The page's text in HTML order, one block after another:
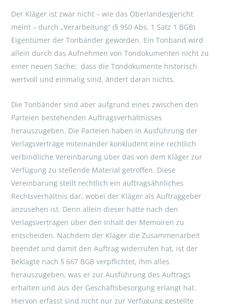
Der Kläger ist zwar nicht – wie das Oberlandesgericht
meint – durch „Verarbeitung“ (§ 950 Abs. 1 Satz 1 BGB)
Eigentümer der Tonbänder geworden. Ein Tonband wird
allein durch das Aufnehmen von Tondokumenten nicht zu
einer neuen Sache; dass die Tondokumente historisch
wertvoll und einmalig sind, ändert daran nichts.
Die Tonbänder sind aber aufgrund eines zwischen den
Parteien bestehenden Auftragsverhältnisses
herauszugeben. Die Parteien haben in Ausführung der
Verlagsverträge miteinander konkludent eine rechtlich
verbindliche Vereinbarung über das von dem Kläger zur
Verfügung zu stellende Material getroffen. Diese
Vereinbarung stellt rechtlich ein auftragsähnliches
Rechtsverhältnis dar, wobei der Kläger als Auftraggeber
anzusehen ist. Denn allein dieser hatte nach den
Verlagsverträgen über den Inhalt der Memoiren zu
entscheiden. Nachdem der Kläger die Zusammenarbeit
beendet und damit den Auftrag widerrufen hat, ist der
Beklagte nach § 667 BGB verpflichtet, ihm alles
herauszugeben, was er zur Ausführung des Auftrags
erhalten und aus der Geschäftsbesorgung erlangt hat.
Hiervon erfasst sind nicht nur zur Verfügung gestellte